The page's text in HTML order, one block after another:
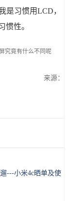
是习惯用LCD，
惯性。
来源：
---小米4c晒单及使